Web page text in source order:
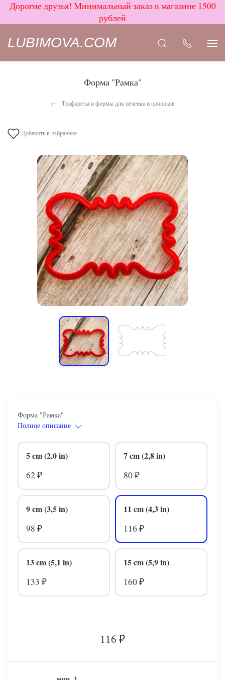
Дорогие друзья! Минимальный заказ в магазине 1500
рублей
LUBIMOVA.COM
Форма "Рамка"
Трафареты и формы для печенья и пряников
Добавить в избранное
Форма "Рамка"
Полное описание
5 cm (2,0 in)
62 ₽
7 cm (2,8 in)
80 ₽
9 cm (3,5 in)
98 ₽
11 cm (4,3 in)
116 ₽
13 cm (5,1 in)
133 ₽
15 cm (5,9 in)
160 ₽
116 ₽